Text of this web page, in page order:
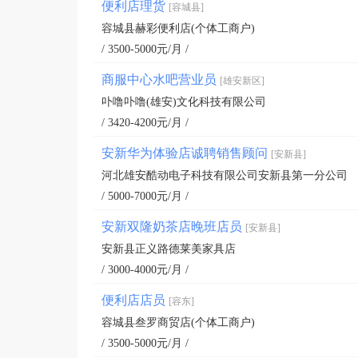
便利店理货 [容城县]
容城县赫彩便利店(个体工商户)
/ 3500-5000元/月 /
商服中心水吧营业员 [雄安新区]
卟噜卟噜(雄安)文化科技有限公司
/ 3420-4200元/月 /
安新华为体验店诚聘销售顾问 [安新县]
河北雄安酷动电子科技有限公司安新县第一分公司
/ 5000-7000元/月 /
安新双隆奶茶店晚班店员 [安新县]
安新县正义路德莱美家具店
/ 3000-4000元/月 /
便利店店员 [容东]
容城县叁罗商贸店(个体工商户)
/ 3500-5000元/月 /